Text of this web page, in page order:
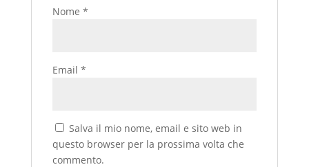
Nome *
Email *
Salva il mio nome, email e sito web in
questo browser per la prossima volta che
commento.